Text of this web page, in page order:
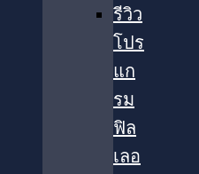
รีวิว
โปร
แก
รม
ฟิล
เลอ